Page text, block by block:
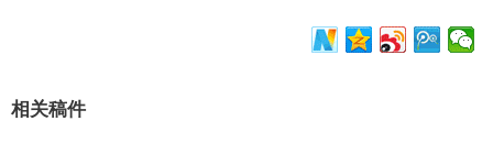
新华广播
相关稿件